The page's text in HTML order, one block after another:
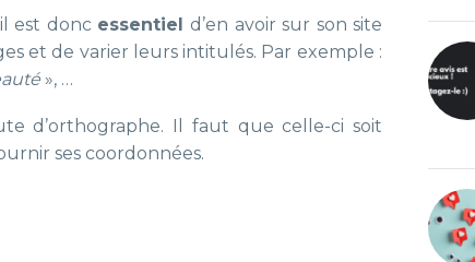
est donc essentiel d’en avoir sur son site
et de varier leurs intitulés. Par exemple :
», …
d’orthographe. Il faut que celle-ci soit
ses coordonnées.